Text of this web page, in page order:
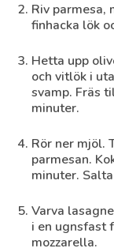
Riv parmesa,
finhacka lök
Hetta upp
och vitlök i
svamp. Fräs
minuter.
Rör ner mjöl.
parmesan.
minuter.
Varva
i en ugnsfast
mozzarella.